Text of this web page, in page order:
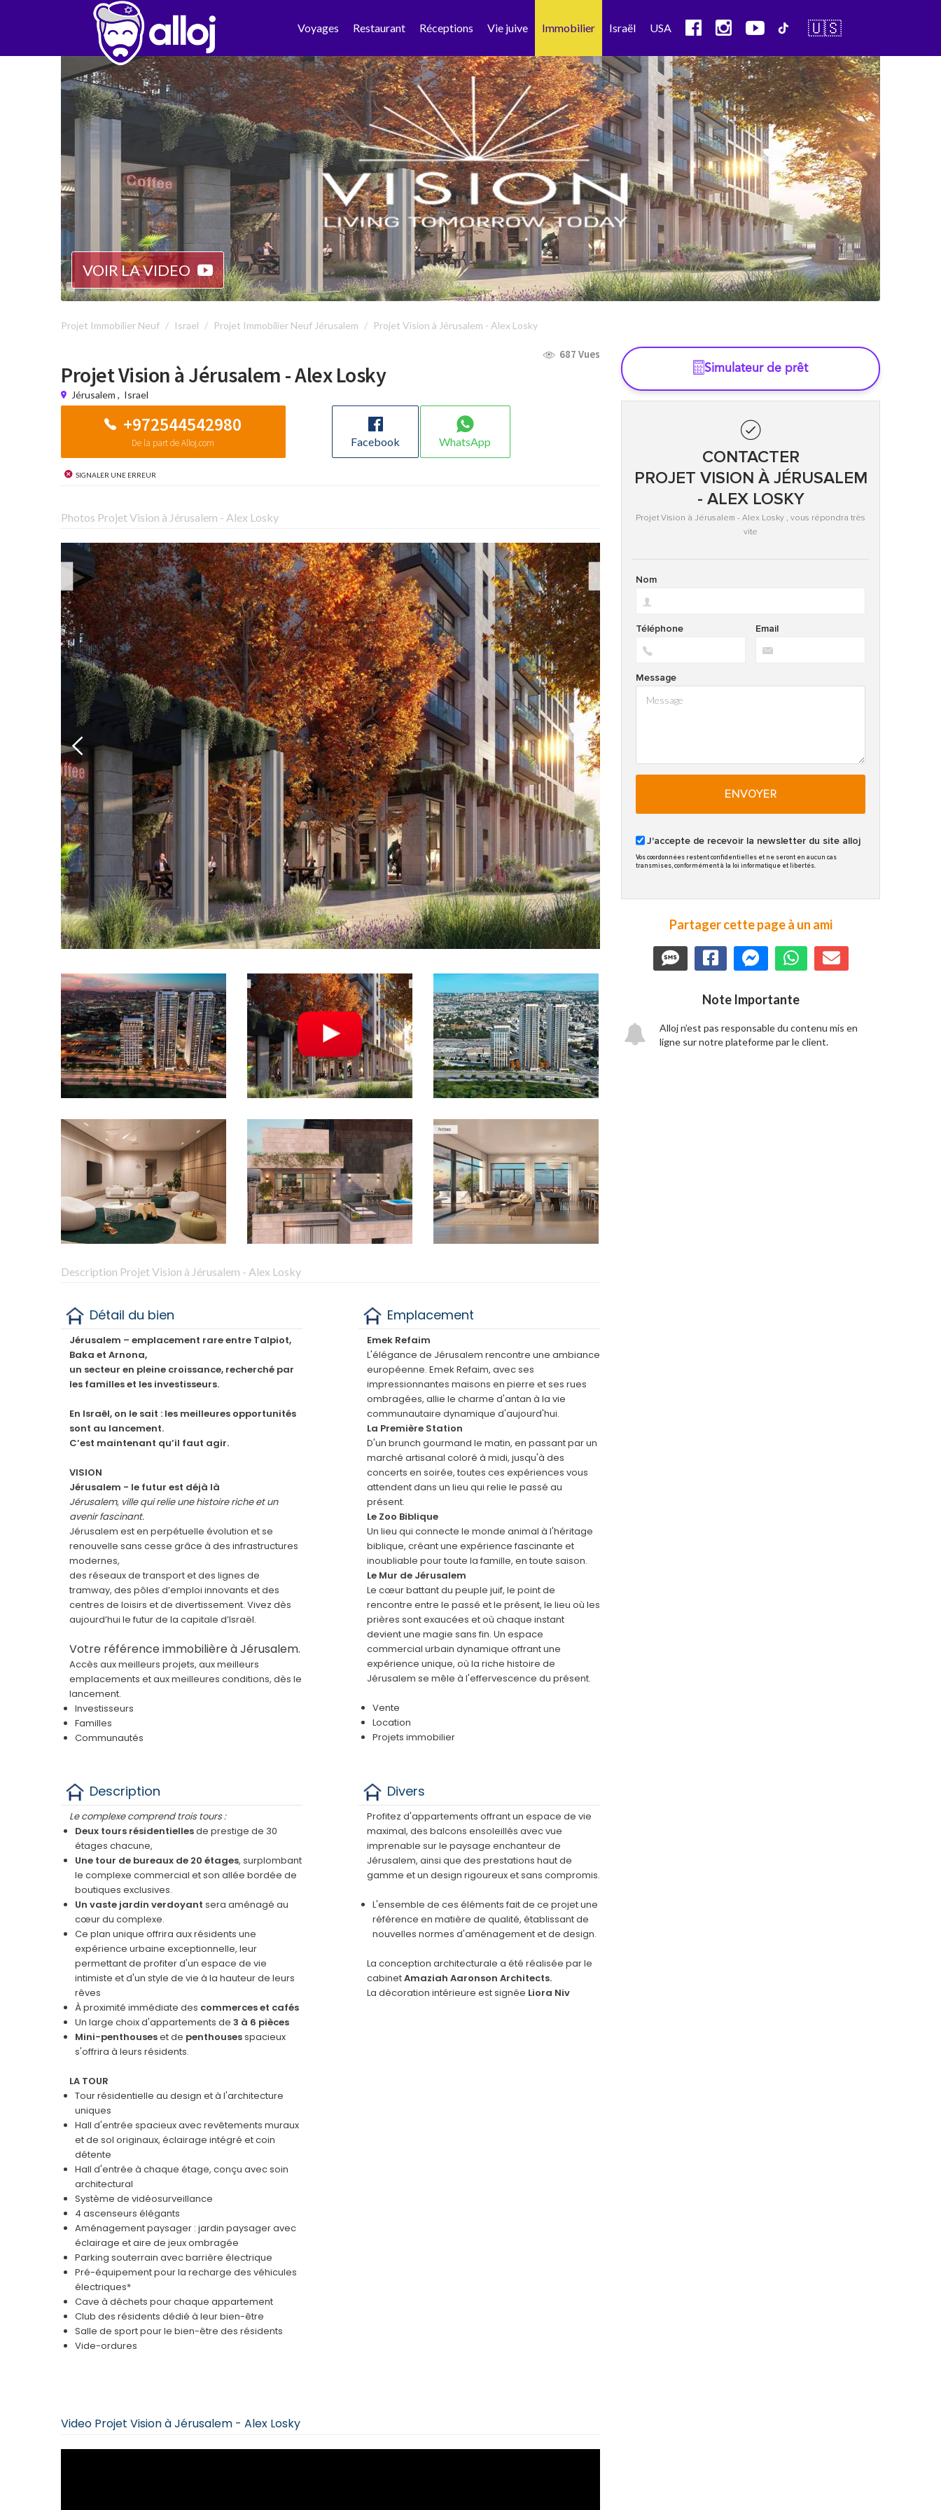
Voyages Restaurant Réceptions Vie juive Immobilier Israël USA 🇺🇸
VOIR LA VIDEO
Projet Immobilier Neuf Israel Projet Immobilier Neuf Jérusalem Projet Vision à Jérusalem - Alex Losky
687 Vues
Projet Vision à Jérusalem - Alex Losky
Jérusalem , Israel
+972544542980
De la part de Alloj.com Facebook WhatsApp
Signaler une erreur
Photos Projet Vision à Jérusalem - Alex Losky
Description Projet Vision à Jérusalem - Alex Losky
Détail du bien
Jérusalem – emplacement rare entre Talpiot,
Baka et Arnona,
un secteur en pleine croissance, recherché par
les familles et les investisseurs.
En Israël, on le sait : les meilleures opportunités
sont au lancement.
C’est maintenant qu’il faut agir.
VISION
Jérusalem - le futur est déjà là
Jérusalem, ville qui relie une histoire riche et un
avenir fascinant.
Jérusalem est en perpétuelle évolution et se
renouvelle sans cesse grâce à des infrastructures
modernes,
des réseaux de transport et des lignes de
tramway, des pôles d’emploi innovants et des
centres de loisirs et de divertissement. Vivez dès
aujourd’hui le futur de la capitale d’Israël.
Votre référence immobilière à Jérusalem.
Accès aux meilleurs projets, aux meilleurs
emplacements et aux meilleures conditions, dès le
lancement.
Investisseurs
Familles
Communautés
Emplacement
Emek Refaim
L'élégance de Jérusalem rencontre une ambiance
européenne. Emek Refaim, avec ses
impressionnantes maisons en pierre et ses rues
ombragées, allie le charme d'antan à la vie
communautaire dynamique d'aujourd'hui.
La Première Station
D'un brunch gourmand le matin, en passant par un
marché artisanal coloré à midi, jusqu'à des
concerts en soirée, toutes ces expériences vous
attendent dans un lieu qui relie le passé au
présent.
Le Zoo Biblique
Un lieu qui connecte le monde animal à l'héritage
biblique, créant une expérience fascinante et
inoubliable pour toute la famille, en toute saison.
Le Mur de Jérusalem
Le cœur battant du peuple juif, le point de
rencontre entre le passé et le présent, le lieu où les
prières sont exaucées et où chaque instant
devient une magie sans fin. Un espace
commercial urbain dynamique offrant une
expérience unique, où la riche histoire de
Jérusalem se mêle à l'effervescence du présent.
Vente
Location
Projets immobilier
Description
Le complexe comprend trois tours :
Deux tours résidentiellesde prestige de 30
étages chacune,
Une tour de bureaux de 20 étages, surplombant
le complexe commercial et son allée bordée de
boutiques exclusives.
Un vaste jardin verdoyant sera aménagé au
cœur du complexe.
Ce plan unique offrira aux résidents une
expérience urbaine exceptionnelle, leur
permettant de profiter d'un espace de vie
intimiste et d'un style de vie à la hauteur de leurs
rêves
À proximité immédiate des commerces et cafés
Un large choix d'appartements de 3 à 6 pièces
Mini-penthouseset de penthousesspacieux
s'offrira à leurs résidents.
LA TOUR
Tour résidentielle au design et à l'architecture
uniques
Hall d'entrée spacieux avec revêtements muraux
et de sol originaux, éclairage intégré et coin
détente
Hall d'entrée à chaque étage, conçu avec soin
architectural
Système de vidéosurveillance
4 ascenseurs élégants
Aménagement paysager : jardin paysager avec
éclairage et aire de jeux ombragée
Parking souterrain avec barrière électrique
Pré-équipement pour la recharge des véhicules
électriques*
Cave à déchets pour chaque appartement
Club des résidents dédié à leur bien-être
Salle de sport pour le bien-être des résidents
Vide-ordures
Divers
Profitez d'appartements offrant un espace de vie
maximal, des balcons ensoleillés avec vue
imprenable sur le paysage enchanteur de
Jérusalem, ainsi que des prestations haut de
gamme et un design rigoureux et sans compromis.
L'ensemble de ces éléments fait de ce projet une
référence en matière de qualité, établissant de
nouvelles normes d'aménagement et de design.
La conception architecturale a été réalisée par le
cabinetAmaziah Aaronson Architects.
La décoration intérieure est signée Liora Niv
Video Projet Vision à Jérusalem - Alex Losky
Simulateur de prêt
CONTACTER
PROJET VISION À JÉRUSALEM
- ALEX LOSKY
Projet Vision à Jérusalem - Alex Losky , vous répondra très
vite
Nom
Email
Téléphone
Message
ENVOYER
J'accepte de recevoir la newsletter du site alloj
Vos coordonnées restent confidentielles et ne seront en aucun cas
transmises, conformément à la loi informatique et libertés.
Partager cette page à un ami
Note Importante
Alloj n’est pas responsable du contenu mis en
ligne sur notre plateforme par le client.